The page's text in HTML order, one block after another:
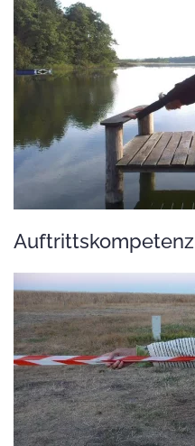
Auftrittskompetenz